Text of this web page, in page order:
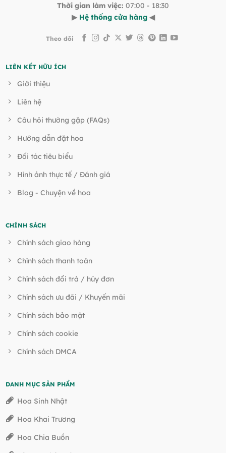
Thời gian làm việc: 07:00 - 18:30
▶ Hệ thống cửa hàng ◀
Theo dõi
LIÊN KẾT HỮU ÍCH
Giới thiệu
Liên hệ
Câu hỏi thường gặp (FAQs)
Hướng dẫn đặt hoa
Đối tác tiêu biểu
Hình ảnh thực tế / Đánh giá
Blog - Chuyện về hoa
CHÍNH SÁCH
Chính sách giao hàng
Chính sách thanh toán
Chính sách đổi trả / hủy đơn
Chính sách ưu đãi / Khuyến mãi
Chính sách bảo mật
Chính sách cookie
Chính sách DMCA
DANH MỤC SẢN PHẨM
Hoa Sinh Nhật
Hoa Khai Trương
Hoa Chia Buồn